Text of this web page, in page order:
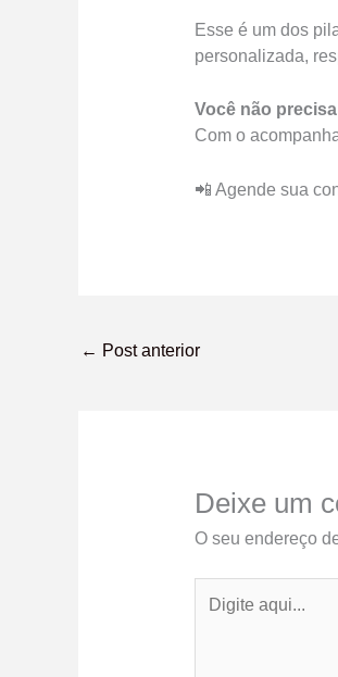
Esse é um dos
personalizada,
Você não
Com o
📲 Agende sua
← Post anterior
Deixe um
O seu endereço
aqui...